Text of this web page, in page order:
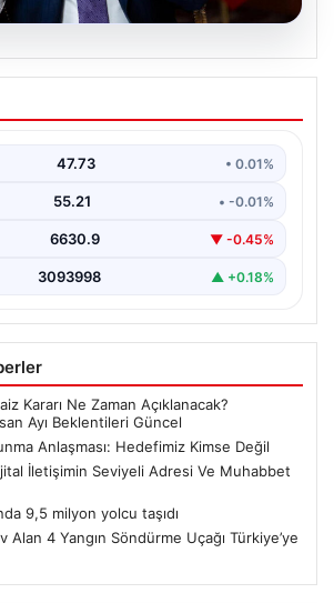
Savunma Anlaşması:
Değil
yaptığı açıklamada, bu
47.73 • 0.01%
55.21 • -0.01%
6630.9 ▼ -0.45%
3093998 ▲ +0.18%
Kararı Ne Zaman Açıklanacak?
Ayı Beklentileri Güncel
Anlaşması: Hedefimiz Kimse Değil
İletişimin Seviyeli Adresi Ve Muhabbet
9,5 milyon yolcu taşıdı
Alan 4 Yangın Söndürme Uçağı Türkiye’ye